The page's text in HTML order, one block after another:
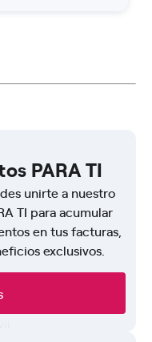
PARA TI
unirte a nuestro
TI para acumular
en tus facturas,
exclusivos.